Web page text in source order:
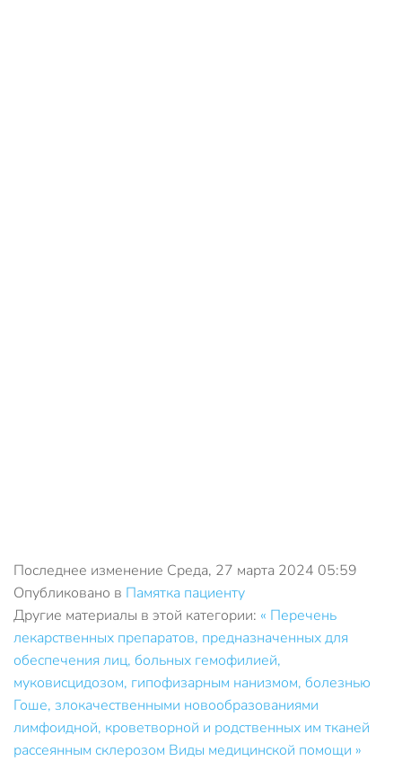
Последнее изменение Среда, 27 марта 2024 05:59
Опубликовано в Памятка пациенту
Другие материалы в этой категории: « Перечень
лекарственных препаратов, предназначенных для
обеспечения лиц, больных гемофилией,
муковисцидозом, гипофизарным нанизмом, болезнью
Гоше, злокачественными новообразованиями
лимфоидной, кроветворной и родственных им тканей
рассеянным склерозом Виды медицинской помощи »